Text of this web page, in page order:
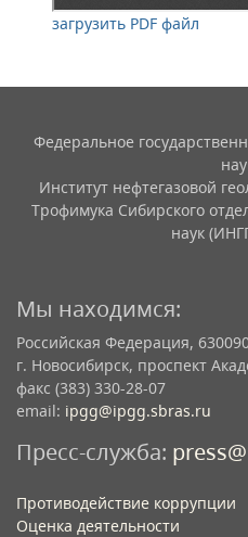
загрузить PDF файл
Федеральное
Институт нефтегазовой
Трофимука Сибирского
наук
Мы находимся:
Российская Федерация,
г. Новосибирск, проспект
факс (383) 330-28-07
email: ipgg@ipgg.sbras.ru
Пресс-служба:
Противодействие коррупции
Оценка деятельности